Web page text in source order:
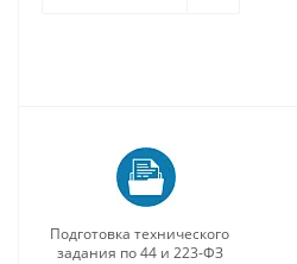
Подготовка технического
задания по 44 и 223-ФЗ